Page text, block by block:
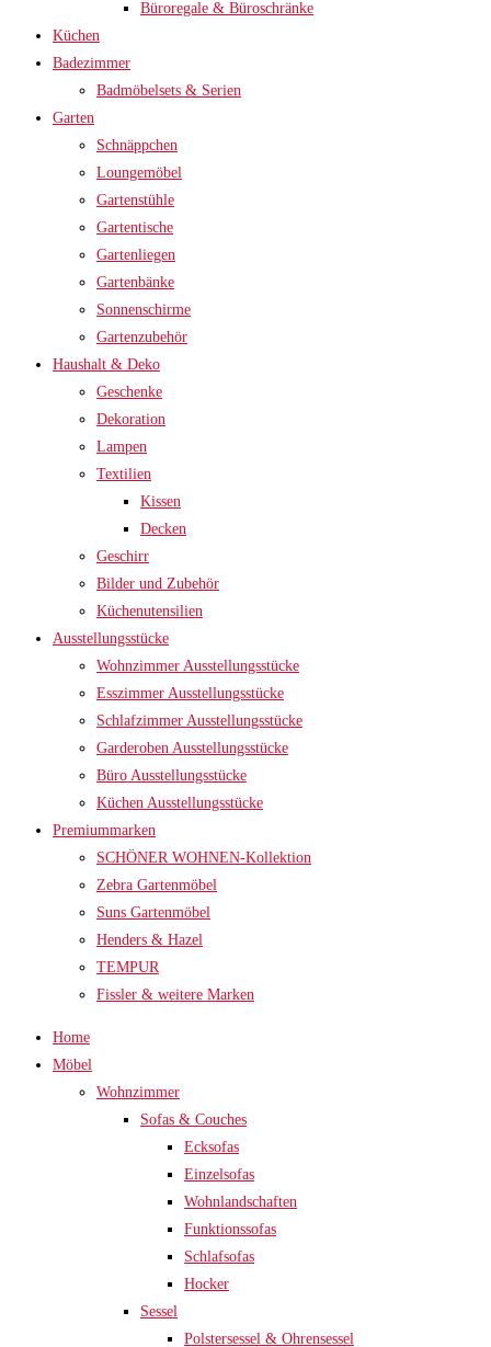
Büroregale & Büroschränke
Küchen
Badezimmer
Badmöbelsets & Serien
Garten
Schnäppchen
Loungemöbel
Gartenstühle
Gartentische
Gartenliegen
Gartenbänke
Sonnenschirme
Gartenzubehör
Haushalt & Deko
Geschenke
Dekoration
Lampen
Textilien
Kissen
Decken
Geschirr
Bilder und Zubehör
Küchenutensilien
Ausstellungsstücke
Wohnzimmer Ausstellungsstücke
Esszimmer Ausstellungsstücke
Schlafzimmer Ausstellungsstücke
Garderoben Ausstellungsstücke
Büro Ausstellungsstücke
Küchen Ausstellungsstücke
Premiummarken
SCHÖNER WOHNEN-Kollektion
Zebra Gartenmöbel
Suns Gartenmöbel
Henders & Hazel
TEMPUR
Fissler & weitere Marken
Home
Möbel
Wohnzimmer
Sofas & Couches
Ecksofas
Einzelsofas
Wohnlandschaften
Funktionssofas
Schlafsofas
Hocker
Sessel
Polstersessel & Ohrensessel